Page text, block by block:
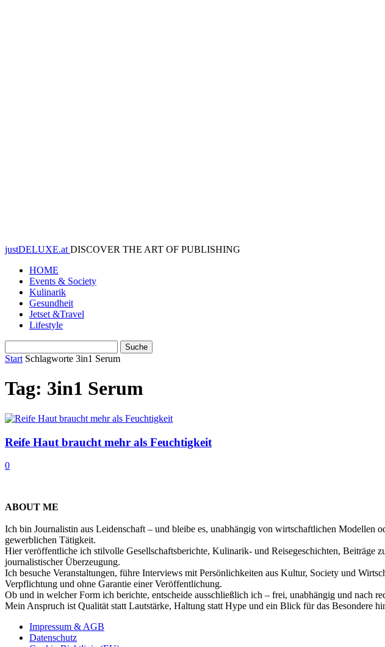
justDELUXE.at DISCOVER THE ART OF PUBLISHING
HOME
Events & Society
Kulinarik
Gesundheit
Jetset &Travel
Lifestyle
Start Schlagworte 3in1 Serum
Tag: 3in1 Serum
Reife Haut braucht mehr als Feuchtigkeit
0
ABOUT ME
Ich bin Journalistin aus Leidenschaft – und bleibe es, unabhängig von wirtschaftlichen
gewerblichen Tätigkeit.
Hier veröffentliche ich stilvolle Gesellschaftsberichte, Kulinarik- und Reisegeschichten, Beiträge
journalistischer Überzeugung.
Ich besuche Veranstaltungen, führe Interviews mit Persönlichkeiten aus Kultur, Society und
Verpflichtung und ohne Garantie einer Veröffentlichung.
Ob und in welcher Form ich berichte, entscheide ausschließlich ich – frei, unabhängig und nach
Mein Anspruch ist Qualität statt Lautstärke, Haltung statt Hype und ein Blick für das Besondere
Impressum & AGB
Datenschutz